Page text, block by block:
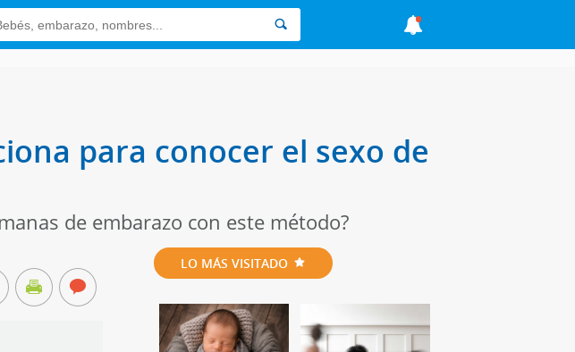
para conocer el sexo de
de embarazo con este método?
LO MÁS VISITADO